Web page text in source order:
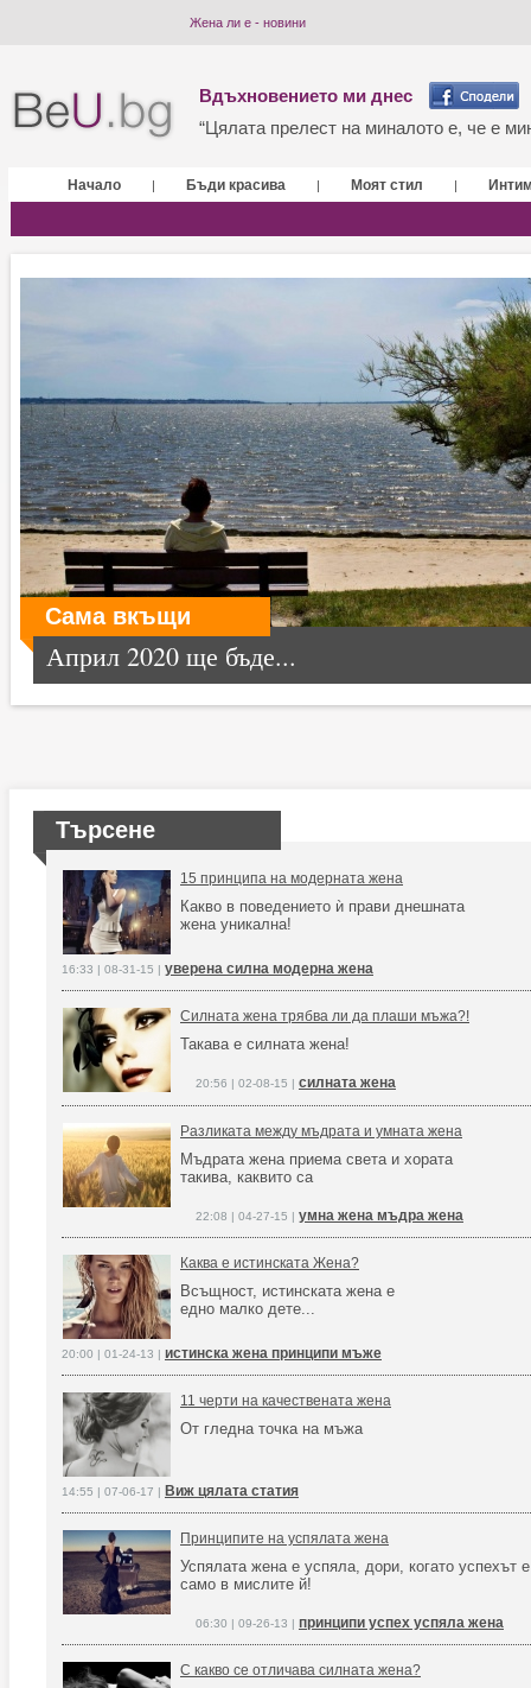
Жена ли е - новини
Вдъхновението ми днес
“Цялата прелест на миналото е, че е
Начало | Бъди красива | Моят стил |
Сама вкъщи
Април 2020 ще бъде...
Търсене
15 принципа на модерната жена
Какво в поведението ѝ прави днешната
жена уникална!
16:33 | 08-31-15 | уверена силна модерна жена
Силната жена трябва ли да плаши мъжа?!
Такава е силната жена!
20:56 | 02-08-15 | силната жена
Разликата между мъдрата и умната жена
Мъдрата жена приема света и хората
такива, каквито са
22:08 | 04-27-15 | умна жена мъдра жена
Каква е истинската Жена?
Всъщност, истинската жена е
едно малко дете...
20:00 | 01-24-13 | истинска жена принципи мъже
11 черти на качествената жена
От гледна точка на мъжа
14:55 | 07-06-17 | Виж цялата статия
Принципите на успялата жена
Успялата жена е успяла, дори, когато успехът е
само в мислите й!
06:30 | 09-26-13 | принципи успех успяла жена
С какво се отличава силната жена?